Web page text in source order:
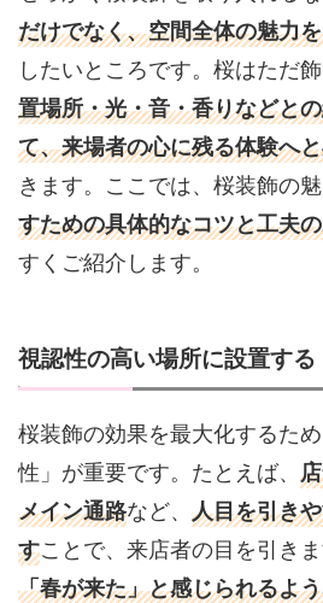
だけでなく、空間全体の魅力
したいところです。桜はただ
置場所・光・音・香りなどと
て、来場者の心に残る体験へ
きます。ここでは、桜装飾の
すための具体的なコツと工夫
すくご紹介します。
視認性の高い場所に設置する
桜装飾の効果を最大化するた
性」が重要です。たとえば、
メイン通路など、 人目を引き
すことで、来店者の目を引きま
「春が来た」と感じられるよ